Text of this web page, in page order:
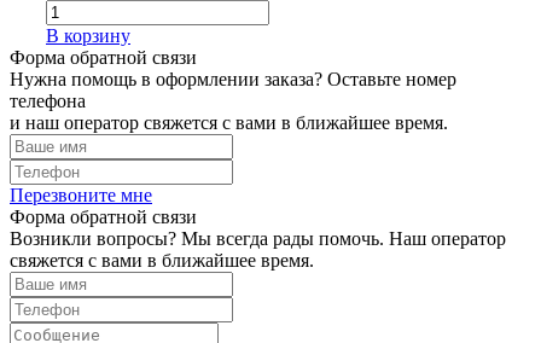
В корзину
Форма обратной связи
Нужна помощь в оформлении заказа? Оставьте номер
телефона
и наш оператор свяжется с вами в ближайшее время.
Перезвоните мне
Форма обратной связи
Возникли вопросы? Мы всегда рады помочь. Наш оператор
свяжется с вами в ближайшее время.